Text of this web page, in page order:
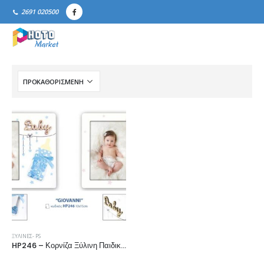
2691 020500
ΞΎΛΙΝΕΣ- PS
HP246 – Κορνίζα Ξύλινη Παιδική 10x15cm “GIOVANNI”